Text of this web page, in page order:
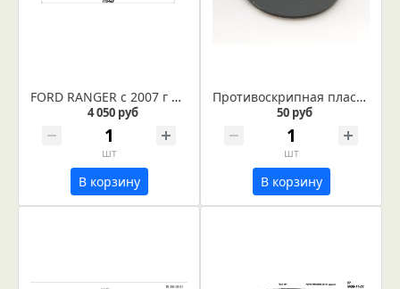
FORD RANGER с 2007 г рессора задняя лист № 3 (Арт. IR 09-11-03)
4 050 руб
шт
В корзину
Противоскрипная пластина
50 руб
шт
В корзину